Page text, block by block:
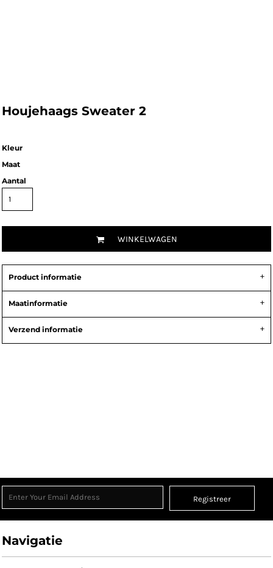
Houjehaags Sweater 2
Kleur
Maat
Aantal
WINKELWAGEN
Product informatie
Maatinformatie
Verzend informatie
Registreer
Navigatie